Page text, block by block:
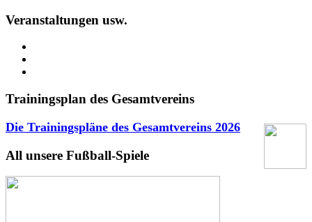
Veranstaltungen usw.
Trainingsplan des Gesamtvereins
Die Trainingspläne des Gesamtvereins 2026
All unsere Fußball-Spiele